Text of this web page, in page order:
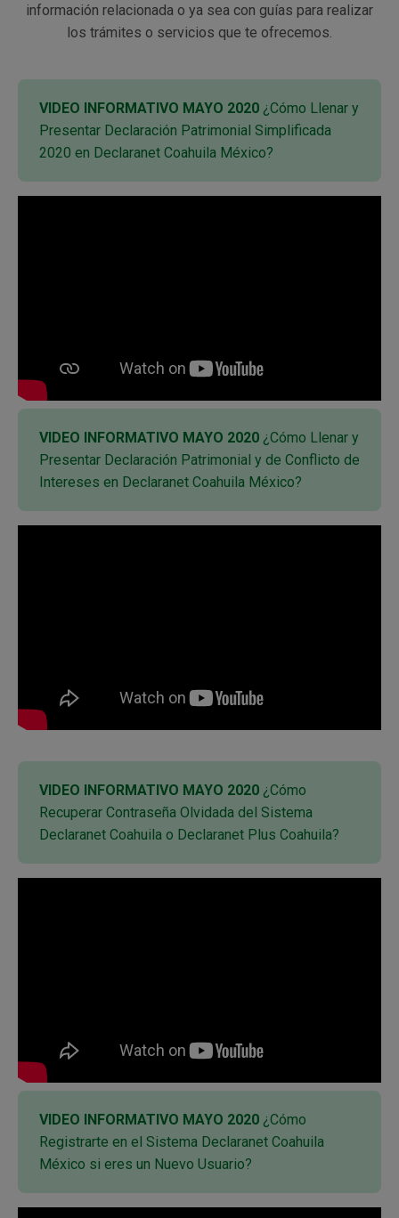
información relacionada o ya sea con guías para realizar
los trámites o servicios que te ofrecemos.
VIDEO INFORMATIVO MAYO 2020 ¿Cómo Llenar y
Presentar Declaración Patrimonial Simplificada
2020 en Declaranet Coahuila México?
VIDEO INFORMATIVO MAYO 2020 ¿Cómo Llenar y
Presentar Declaración Patrimonial y de Conflicto de
Intereses en Declaranet Coahuila México?
VIDEO INFORMATIVO MAYO 2020 ¿Cómo
Recuperar Contraseña Olvidada del Sistema
Declaranet Coahuila o Declaranet Plus Coahuila?
VIDEO INFORMATIVO MAYO 2020 ¿Cómo
Registrarte en el Sistema Declaranet Coahuila
México si eres un Nuevo Usuario?